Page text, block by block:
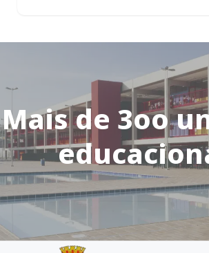
Mais de 3oo